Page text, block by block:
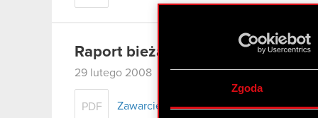
Zgoda
Raport bieżący nr 25/2008
29 lutego 2008
PDF Zawarcie umowy pożyczki